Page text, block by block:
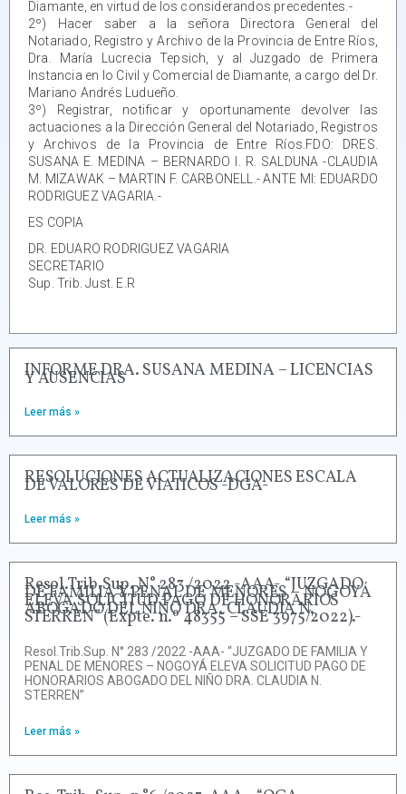
Diamante, en virtud de los considerandos precedentes.-
2º) Hacer saber a la señora Directora General del
Notariado, Registro y Archivo de la Provincia de Entre Ríos,
Dra. María Lucrecia Tepsich, y al Juzgado de Primera
Instancia en lo Civil y Comercial de Diamante, a cargo del Dr.
Mariano Andrés Ludueño.
3º) Registrar, notificar y oportunamente devolver las
actuaciones a la Dirección General del Notariado, Registros
y Archivos de la Provincia de Entre Ríos.FDO: DRES.
SUSANA E. MEDINA – BERNARDO I. R. SALDUNA -CLAUDIA
M. MIZAWAK – MARTIN F. CARBONELL.- ANTE MI: EDUARDO
RODRIGUEZ VAGARIA.-
ES COPIA
DR. EDUARO RODRIGUEZ VAGARIA
SECRETARIO
Sup. Trib. Just. E.R
INFORME DRA. SUSANA MEDINA – LICENCIAS
Y AUSENCIAS
Leer más »
RESOLUCIONES ACTUALIZACIONES ESCALA
DE VALORES DE VIATICOS -DGA-
Leer más »
Resol.Trib.Sup. N° 283 /2022 -AAA- “JUZGADO
DE FAMILIA Y PENAL DE MENORES – NOGOYÁ
ELEVA SOLICITUD PAGO DE HONORARIOS
ABOGADO DEL NIÑO DRA. CLAUDIA N.
STERREN” (Expte. n.º 48355 – SSE 3975/2022).-
Resol.Trib.Sup. N° 283 /2022 -AAA- “JUZGADO DE FAMILIA Y
PENAL DE MENORES – NOGOYÁ ELEVA SOLICITUD PAGO DE
HONORARIOS ABOGADO DEL NIÑO DRA. CLAUDIA N.
STERREN”
Leer más »